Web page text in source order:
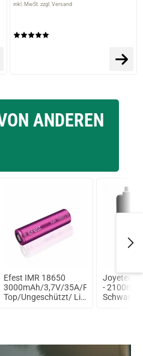
inkl. MwSt. zzgl. Versand
ANDEREN
Efest IMR 18650
3000mAh/3,7V/35A/Flat
Top/Ungeschützt/ Li-
Joyetech
-
Schwarz